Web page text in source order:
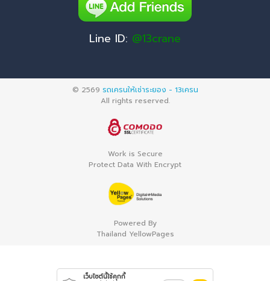
Line ID: @13crane
© 2569 รถเครนให้เช่าระยอง - 13เครน
All rights reserved.
Work is Secure
Protect Data With Encrypt
Powered By
Thailand YellowPages
เว็บไซต์นี้ใช้คุกกี้